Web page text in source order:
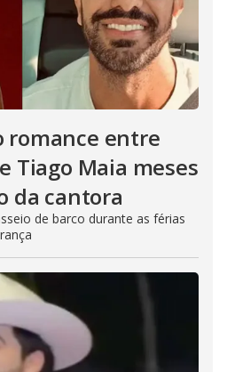
romance entre
Tiago Maia meses
da cantora
de barco durante as férias